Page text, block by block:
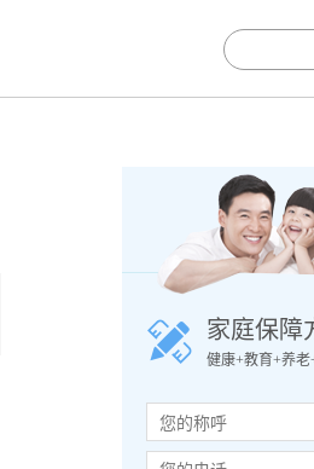
家庭保障
健康+教育+养